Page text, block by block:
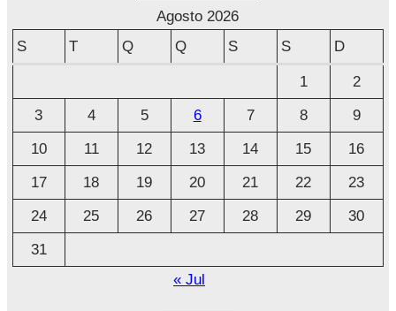
v
o
Agosto 2026
S
T Q Q S S D
1
2
3
4 5 6 7 8
9
10
11 12 13 14 15
16
17
18 19 20 21 22
23
24
25 26 27 28 29
30
31
« Jul